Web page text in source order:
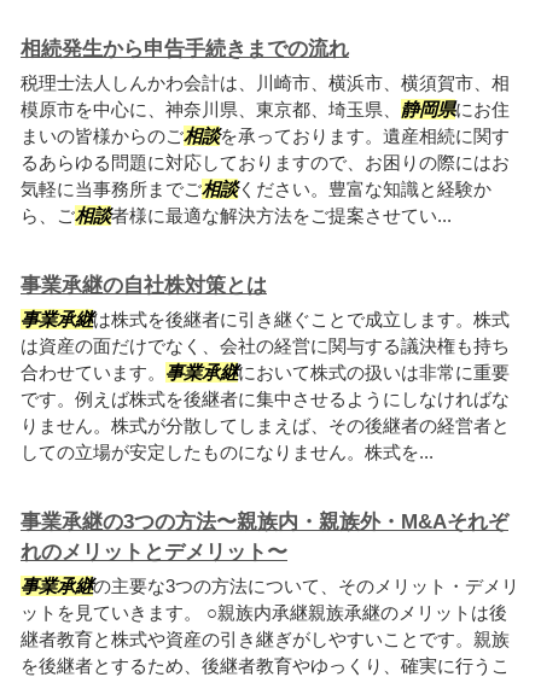
相続発生から申告手続きまでの流れ
税理士法人しんかわ会計は、川崎市、横浜市、横須賀市、相
模原市を中心に、神奈川県、東京都、埼玉県、 静岡県にお住
まいの皆様からのご相談を承っております。遺産相続に関す
るあらゆる問題に対応しておりますので、お困りの際にはお
気軽に当事務所までご相談ください。豊富な知識と経験か
ら、ご相談者様に最適な解決方法をご提案させてい...
事業承継の自社株対策とは
事業承継は株式を後継者に引き継ぐことで成立します。株式
は資産の面だけでなく、会社の経営に関与する議決権も持ち
合わせています。 事業承継において株式の扱いは非常に重要
です。例えば株式を後継者に集中させるようにしなければな
りません。株式が分散してしまえば、その後継者の経営者と
しての立場が安定したものになりません。株式を...
事業承継の3つの方法〜親族内・親族外・M&Aそれぞ
れのメリットとデメリット〜
事業承継の主要な3つの方法について、そのメリット・デメリ
ットを見ていきます。 ○親族内承継親族承継のメリットは後
継者教育と株式や資産の引き継ぎがしやすいことです。親族
を後継者とするため、後継者教育やゆっくり、確実に行うこ